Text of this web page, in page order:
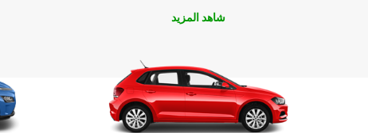
شاهد المزيد